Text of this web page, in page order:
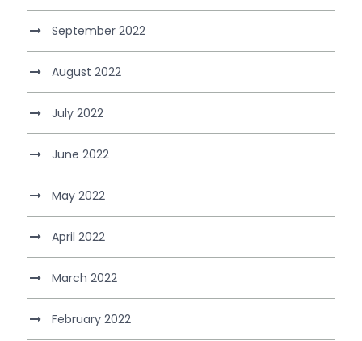
September 2022
August 2022
July 2022
June 2022
May 2022
April 2022
March 2022
February 2022